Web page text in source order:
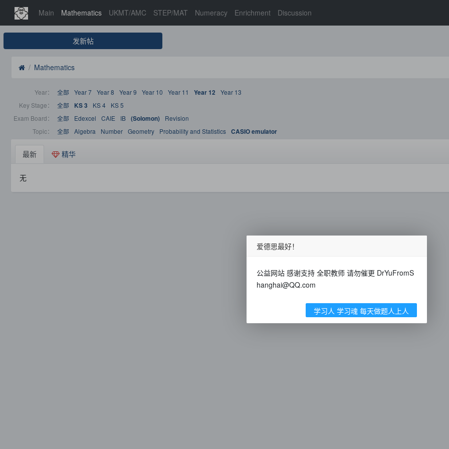
Main Mathematics UKMT/AMC STEP/MAT Numeracy Enrichment Discussion
发新帖
Mathematics
Year： 全部 Year 7 Year 8 Year 9 Year 10 Year 11 Year 12
Year 13
Key Stage：
全部 KS 3 KS 4
KS 5
Exam Board：
全部 Edexcel CAIE IB (Solomon)
Revision
Topic：
全部 Algebra Number Geometry Probability and Statistics CASIO emulator
最新 精华
无
爱德思最好！
公益网站 感谢支持 全职教师 请勿催更 DrYuFromS
hanghai@QQ.com
学习人 学习魂 每天做题人上人